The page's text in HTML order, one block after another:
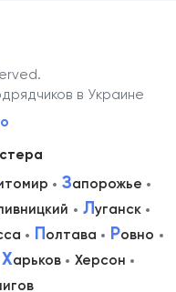
в Украине
Запорожье
Луганск
Полтава Ровно
Харьков
Херсон